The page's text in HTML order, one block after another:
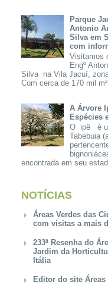
Parque
Antonio
Silva em
com
Visitamos
Engº
Silva na Vila Jacuí,
Com cerca de 170 mil
A Árvore
Espécies
O ipê é
Tabebuia
encontrada em seu
NOTÍCIAS
Áreas Verdes das
com visitas a mais
233ª Resenha do
Jardim da
Itália
Editor do site Áreas